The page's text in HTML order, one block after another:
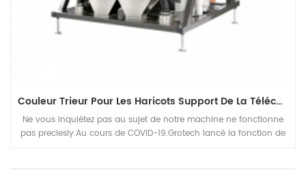
Couleur Trieur Pour Les Haricots Support De La Télécommande
Ne vous inquiétez pas au sujet de notre machine ne fonctionne
pas preciesly.Au cours de COVID-19.Grotech lancé la fonction de